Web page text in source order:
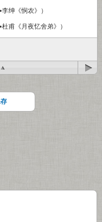
绅《悯农》）
甫《月夜忆舍弟》）